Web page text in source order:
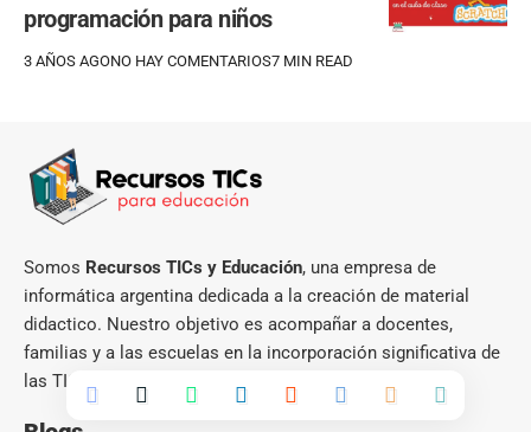
programación para niños
3 AÑOS AGONO HAY COMENTARIOS7 MIN READ
Somos Recursos TICs y Educación, una empresa de
informática argentina dedicada a la creación de material
didactico. Nuestro objetivo es acompañar a docentes,
familias y a las escuelas en la incorporación significativa de
las TICs en el aula junto a mi plataforma educativa.